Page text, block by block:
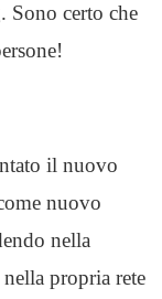
Sono certo che
il nuovo
nuovo
nella
propria rete